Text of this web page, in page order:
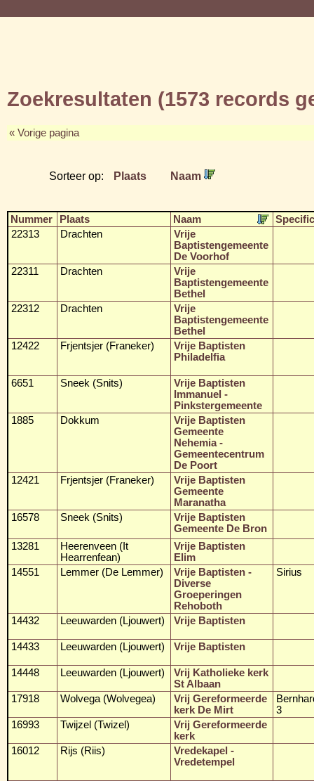
Zoekresultaten (1573 records
« Vorige pagina
Sorteer op: Plaats Naam
Nummer Plaats Naam
22313
Drachten
Vrije
Baptistengemeente
De Voorhof
22311
Drachten
Vrije
Baptistengemeente
Bethel
22312
Drachten
Vrije
Baptistengemeente
Bethel
12422
Frjentsjer (Franeker)
Vrije Baptisten
Philadelfia
6651 Sneek (Snits)
Vrije Baptisten
Immanuel -
Pinkstergemeente
1885
Dokkum
Vrije Baptisten
Gemeente
Nehemia -
Gemeentecentrum
De Poort
12421
Frjentsjer (Franeker)
Vrije Baptisten
Gemeente
Maranatha
16578
Sneek (Snits)
Vrije Baptisten
Gemeente De Bron
13281
Heerenveen (It
Hearrenfean)
Vrije Baptisten
Elim
14551
Lemmer (De Lemmer)
Vrije Baptisten -
Diverse
Groeperingen
Rehoboth
Sirius
14432 Leeuwarden (Ljouwert) Vrije Baptisten
14433 Leeuwarden (Ljouwert) Vrije Baptisten
14448 Leeuwarden (Ljouwert)
Vrij Katholieke kerk
St Albaan
17918
Wolvega (Wolvegea)
Vrij Gereformeerde
kerk De Mirt
3
16993
Twijzel (Twizel)
Vrij Gereformeerde
kerk
16012
Rijs (Riis)
Vredekapel -
Vredetempel